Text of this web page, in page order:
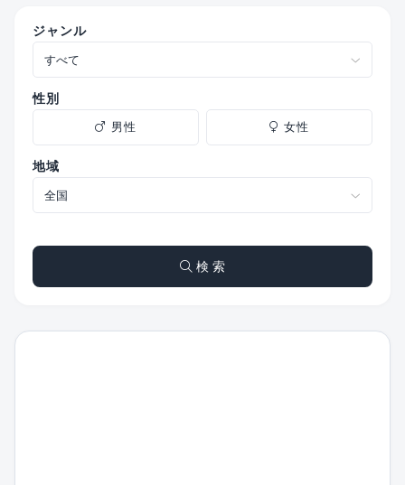
ジャンル
性別
男性 女性
地域
検 索